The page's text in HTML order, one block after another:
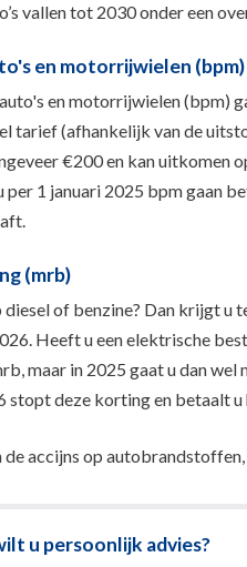
vallen tot 2030 onder een
en motorrijwielen (bpm)
en motorrijwielen (bpm)
tarief (afhankelijk van de
€200 en kan uitkomen
1 januari 2025 bpm gaan
(mrb)
of benzine? Dan krijgt u
Heeft u een elektrische
maar in 2025 gaat u dan
stopt deze korting en betaalt
accijns op
u persoonlijk advies?